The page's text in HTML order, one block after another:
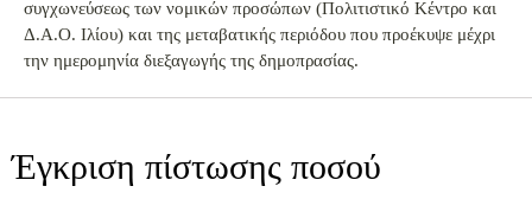
συγχωνεύσεως των νομικών προσώπων (Πολιτιστικό Κέντρο και
Δ.Α.Ο. Ιλίου) και της μεταβατικής περιόδου που προέκυψε μέχρι
την ημερομηνία διεξαγωγής της δημοπρασίας.
Έγκριση πίστωσης ποσού